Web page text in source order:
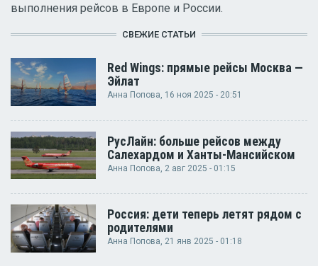
выполнения рейсов в Европе и России.
СВЕЖИЕ СТАТЬИ
Red Wings: прямые рейсы Москва —
Эйлат
Анна Попова, 16 ноя 2025 - 20:51
РусЛайн: больше рейсов между
Салехардом и Ханты-Мансийском
Анна Попова , 2 авг 2025 - 01:15
Россия: дети теперь летят рядом с
родителями
Анна Попова, 21 янв 2025 - 01:18